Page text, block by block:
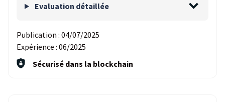
Evaluation détaillée
Publication : 04/07/2025
Expérience : 06/2025
Sécurisé dans la blockchain